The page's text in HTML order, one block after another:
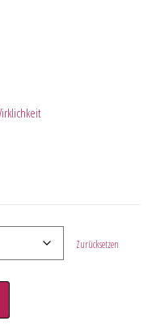
Zurücksetzen